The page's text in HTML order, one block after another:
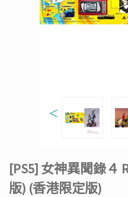
＜
[PS5] 女神異聞錄４
版) (香港限定版)